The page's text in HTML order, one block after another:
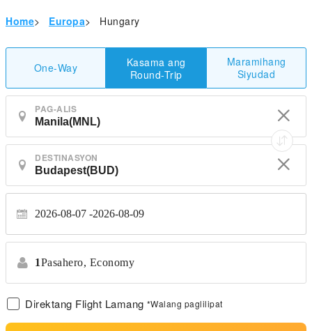
Home> Europa> Hungary
One-Way
Kasama ang
Round-Trip
Maramihang
Siyudad
PAG-ALIS
DESTINASYON
2026-08-07 2026-08-09
1Pasahero, Economy
Direktang Flight Lamang *Walang paglilipat